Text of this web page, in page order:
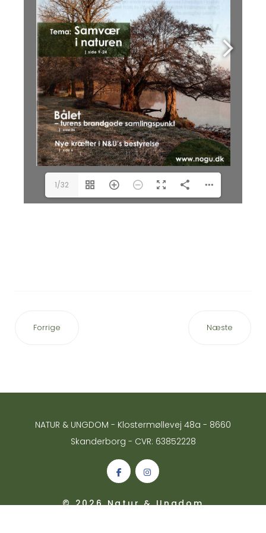
Mail: nogu@nogu.dk |  Web: www.nogu.dk
Se mere om foreningen på: www.nogu.dk
Annette Rask Krogsøe, annette@nogu.dk
kontor@nogu.dk
www.step.dk
1/32
Forrige Næste
NATUR & UNGDOM - Klostermøllevej 48a - 8660
Skanderborg - CVR: 63852228
© 2026 Natur & Ungdom